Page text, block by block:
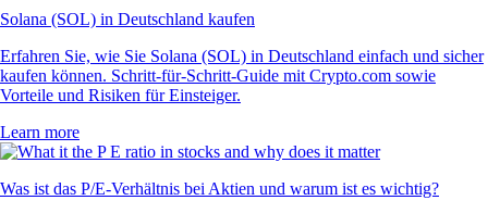
Solana (SOL) in Deutschland kaufen
Erfahren Sie, wie Sie Solana (SOL) in Deutschland einfach und sicher
kaufen können. Schritt-für-Schritt-Guide mit Crypto.com sowie
Vorteile und Risiken für Einsteiger.
Learn more
Was ist das P/E-Verhältnis bei Aktien und warum ist es wichtig?